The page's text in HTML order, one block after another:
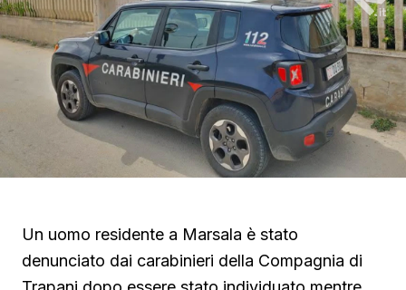
Un uomo residente a Marsala è stato
denunciato dai carabinieri della Compagnia di